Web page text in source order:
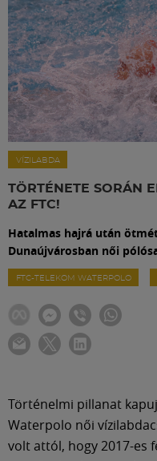
VÍZILABDA
TÖRTÉNETE SORÁN
AZ FTC!
Hatalmas hajrá után
Dunaújvárosban női
FTC-TELEKOM WATERPOLO
Történelmi pillanat
Waterpolo női
volt attól, hogy 2017-es
Jegyek
FM YouTube +
Hírek
Labdarúgás
Meccscenter
Klub
Shop